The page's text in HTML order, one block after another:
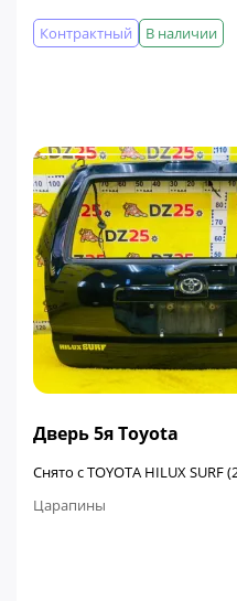
В наличии
Контрактный
Дверь 5я Toyota
Снято с TOYOTA HILUX SURF
Царапины